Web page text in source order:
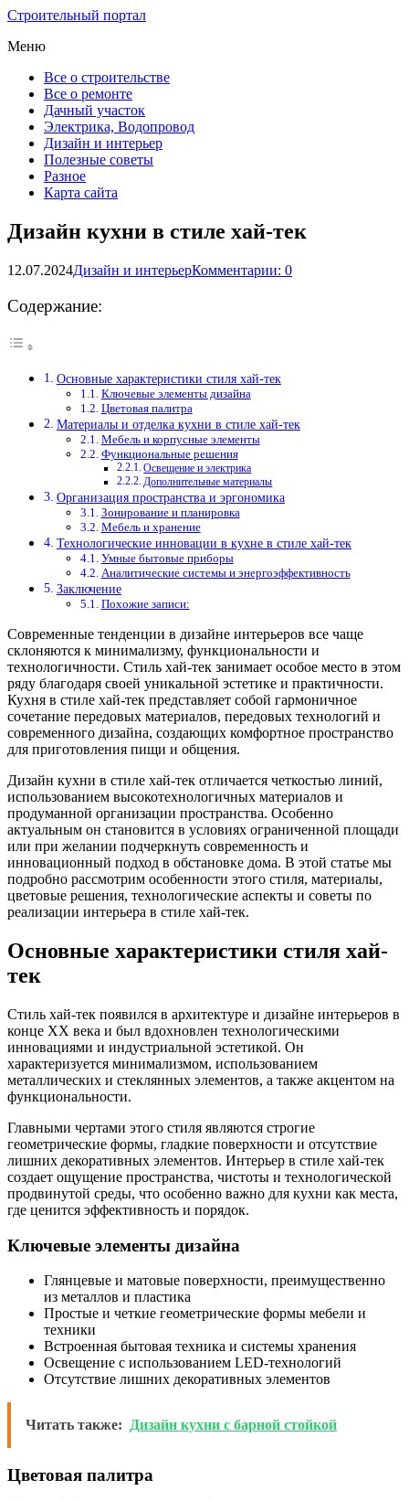
Строительный портал
Меню
Все о строительстве
Все о ремонте
Дачный участок
Электрика, Водопровод
Дизайн и интерьер
Полезные советы
Разное
Карта сайта
Дизайн кухни в стиле хай-тек
12.07.2024Дизайн и интерьерКомментарии: 0
Содержание:
Основные характеристики стиля хай-тек
Ключевые элементы дизайна
Цветовая палитра
Материалы и отделка кухни в стиле хай-тек
Мебель и корпусные элементы
Функциональные решения
Освещение и электрика
Дополнительные материалы
Организация пространства и эргономика
Зонирование и планировка
Мебель и хранение
Технологические инновации в кухне в стиле хай-тек
Умные бытовые приборы
Аналитические системы и энергоэффективность
Заключение
Похожие записи:
Современные тенденции в дизайне интерьеров все чаще
склоняются к минимализму, функциональности и
технологичности. Стиль хай-тек занимает особое место в этом
ряду благодаря своей уникальной эстетике и практичности.
Кухня в стиле хай-тек представляет собой гармоничное
сочетание передовых материалов, передовых технологий и
современного дизайна, создающих комфортное пространство
для приготовления пищи и общения.
Дизайн кухни в стиле хай-тек отличается четкостью линий,
использованием высокотехнологичных материалов и
продуманной организации пространства. Особенно
актуальным он становится в условиях ограниченной площади
или при желании подчеркнуть современность и
инновационный подход в обстановке дома. В этой статье мы
подробно рассмотрим особенности этого стиля, материалы,
цветовые решения, технологические аспекты и советы по
реализации интерьера в стиле хай-тек.
Основные характеристики стиля хай-
тек
Стиль хай-тек появился в архитектуре и дизайне интерьеров в
конце XX века и был вдохновлен технологическими
инновациями и индустриальной эстетикой. Он
характеризуется минимализмом, использованием
металлических и стеклянных элементов, а также акцентом на
функциональности.
Главными чертами этого стиля являются строгие
геометрические формы, гладкие поверхности и отсутствие
лишних декоративных элементов. Интерьер в стиле хай-тек
создает ощущение пространства, чистоты и технологической
продвинутой среды, что особенно важно для кухни как места,
где ценится эффективность и порядок.
Ключевые элементы дизайна
Глянцевые и матовые поверхности, преимущественно
из металлов и пластика
Простые и четкие геометрические формы мебели и
техники
Встроенная бытовая техника и системы хранения
Освещение с использованием LED-технологий
Отсутствие лишних декоративных элементов
Читать также: Дизайн кухни с барной стойкой
Цветовая палитра